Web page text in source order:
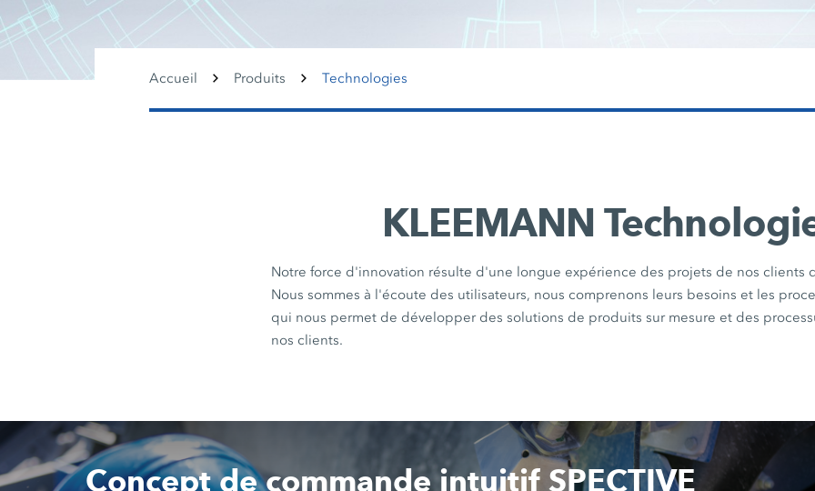
Accueil Produits Technologies
KLEEMANN
Notre force d'innovation résulte d'une longue expérience des projets de nos clients
Nous sommes à l'écoute des utilisateurs, nous comprenons leurs besoins et les
qui nous permet de développer des solutions de produits sur mesure et des
nos clients.
Concept de commande intuitif SPECTIVE